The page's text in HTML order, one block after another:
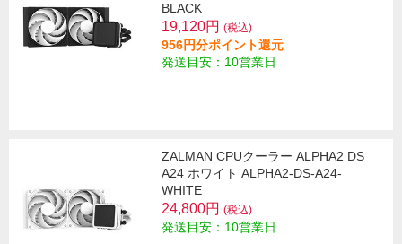
BLACK
19,120円 (税込)
956円分ポイント還元
発送目安：10営業日
ZALMAN CPUクーラー ALPHA2 DS
A24 ホワイト ALPHA2-DS-A24-
WHITE
24,800円 (税込)
発送目安：10営業日